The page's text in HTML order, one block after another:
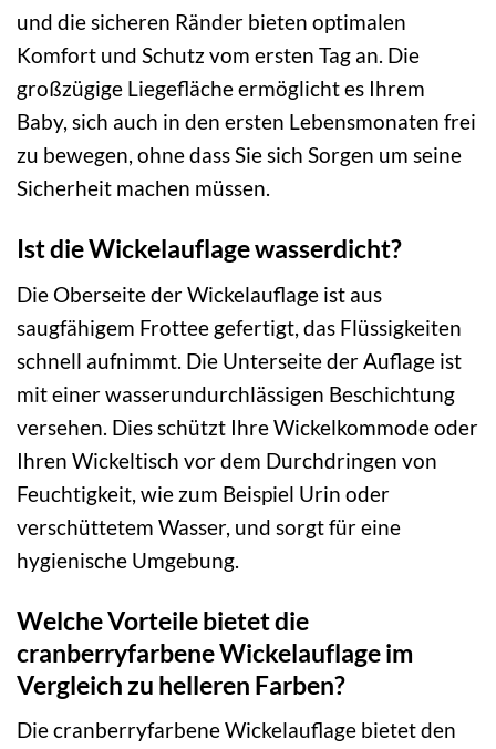
und die sicheren Ränder bieten optimalen
Komfort und Schutz vom ersten Tag an. Die
großzügige Liegefläche ermöglicht es Ihrem
Baby, sich auch in den ersten Lebensmonaten frei
zu bewegen, ohne dass Sie sich Sorgen um seine
Sicherheit machen müssen.
Ist die Wickelauflage wasserdicht?
Die Oberseite der Wickelauflage ist aus
saugfähigem Frottee gefertigt, das Flüssigkeiten
schnell aufnimmt. Die Unterseite der Auflage ist
mit einer wasserundurchlässigen Beschichtung
versehen. Dies schützt Ihre Wickelkommode oder
Ihren Wickeltisch vor dem Durchdringen von
Feuchtigkeit, wie zum Beispiel Urin oder
verschüttetem Wasser, und sorgt für eine
hygienische Umgebung.
Welche Vorteile bietet die
cranberryfarbene Wickelauflage im
Vergleich zu helleren Farben?
Die cranberryfarbene Wickelauflage bietet den